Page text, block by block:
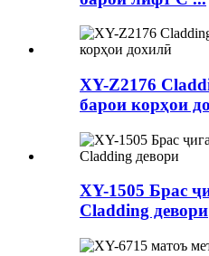
XY-Z2176
барои корҳои
XY-1505 Брас
Cladding девори